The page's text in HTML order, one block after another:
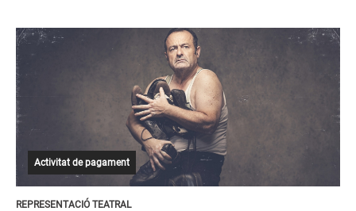
Activitat de pagament
REPRESENTACIÓ TEATRAL